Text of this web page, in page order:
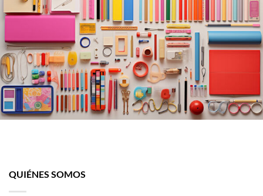
QUIÉNES SOMOS